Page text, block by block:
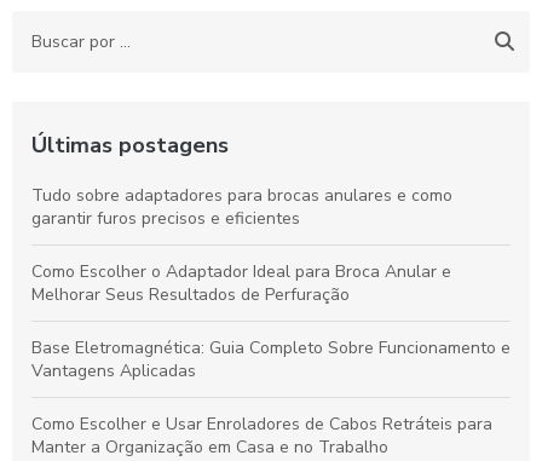
Últimas postagens
Tudo sobre adaptadores para brocas anulares e como
garantir furos precisos e eficientes
Como Escolher o Adaptador Ideal para Broca Anular e
Melhorar Seus Resultados de Perfuração
Base Eletromagnética: Guia Completo Sobre Funcionamento e
Vantagens Aplicadas
Como Escolher e Usar Enroladores de Cabos Retráteis para
Manter a Organização em Casa e no Trabalho